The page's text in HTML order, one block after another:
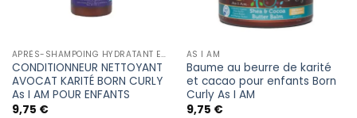
APRÈS-SHAMPOING HYDRATANT ENFANT
CONDITIONNEUR NETTOYANT
AVOCAT KARITÉ BORN CURLY
As I AM POUR ENFANTS
9,75 €
AS I AM
Baume au beurre de karité
et cacao pour enfants Born
Curly As I AM
9,75 €